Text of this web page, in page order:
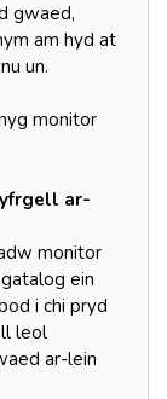
gwaed,
am hyd at
un.
monitor
ar-
monitor
ein
i chi pryd
leol
ar-lein